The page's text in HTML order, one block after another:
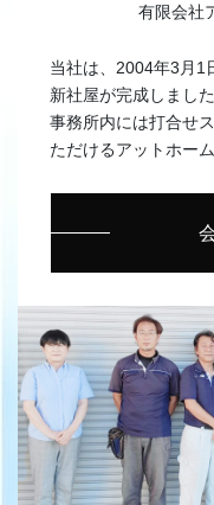
有限会社
当社は、2004年3月1
新社屋が完成しました
事務所内には打合せ
ただけるアットホー